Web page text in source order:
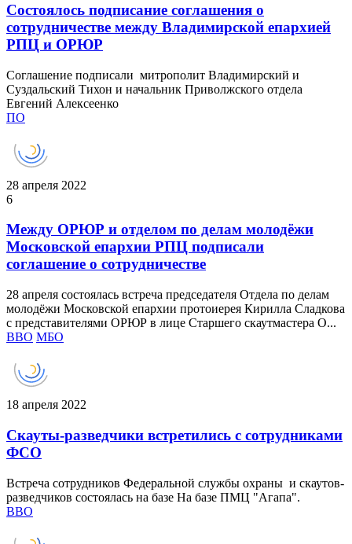
Состоялось подписание соглашения о
сотрудничестве между Владимирской епархией
РПЦ и ОРЮР
Соглашение подписали митрополит Владимирский и
Суздальский Тихон и начальник Приволжского отдела
Евгений Алексеенко
ПО
28 апреля 2022
6
Между ОРЮР и отделом по делам молодёжи
Московской епархии РПЦ подписали
соглашение о сотрудничестве
28 апреля состоялась встреча председателя Отдела по делам
молодёжи Московской епархии протоиерея Кирилла Сладкова
с представителями ОРЮР в лице Старшего скаутмастера О...
ВВО МБО
18 апреля 2022
Скауты-разведчики встретились с сотрудниками
ФСО
Встреча сотрудников Федеральной службы охраны и скаутов-
разведчиков состоялась на базе На базе ПМЦ "Агапа".
ВВО